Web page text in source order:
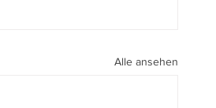
Alle ansehen